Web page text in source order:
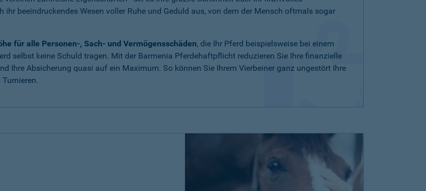
beeindruckendes Wesen voller Ruhe und Geduld aus, von dem der Mensch oftmals sogar
für alle Personen-, Sach- und Vermögensschäden, die Ihr Pferd beispielsweise bei einem
selbst keine Schuld tragen. Mit der Barmenia Pferdehaftpflicht reduzieren Sie Ihre finanzielle
Ihre Absicherung quasi auf ein Maximum. So können Sie Ihrem Vierbeiner ganz ungestört Ihre